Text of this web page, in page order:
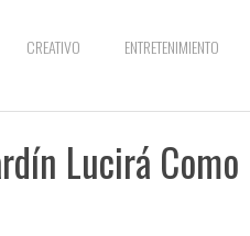
CREATIVO ENTRETENIMIENTO
Lucirá Como